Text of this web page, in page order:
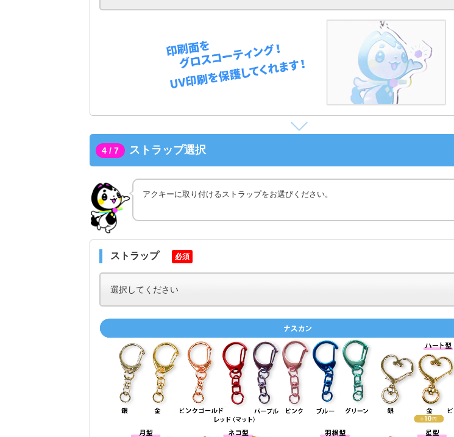
4 / 7 ストラップ選択
アクキーに取り付けるストラップをお選びください。
ストラップ 必須